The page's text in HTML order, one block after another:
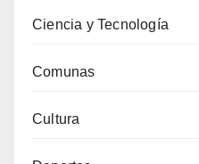
Ciencia y Tecnología
Comunas
Cultura